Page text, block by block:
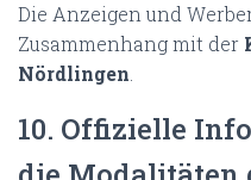
Die Anzeigen und
Zusammenhang mit der
Nördlingen
10. Offizielle